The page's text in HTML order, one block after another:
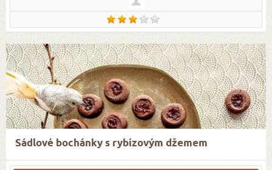
Sádlové bochánky s rybízovým džemem